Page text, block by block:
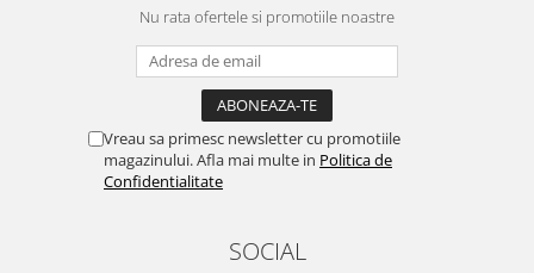
Nu rata ofertele si promotiile noastre
Vreau sa primesc newsletter cu promotiile
magazinului. Afla mai multe in Politica de
Confidentialitate
SOCIAL